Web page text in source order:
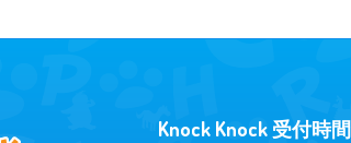
Knock Knock 受付時間